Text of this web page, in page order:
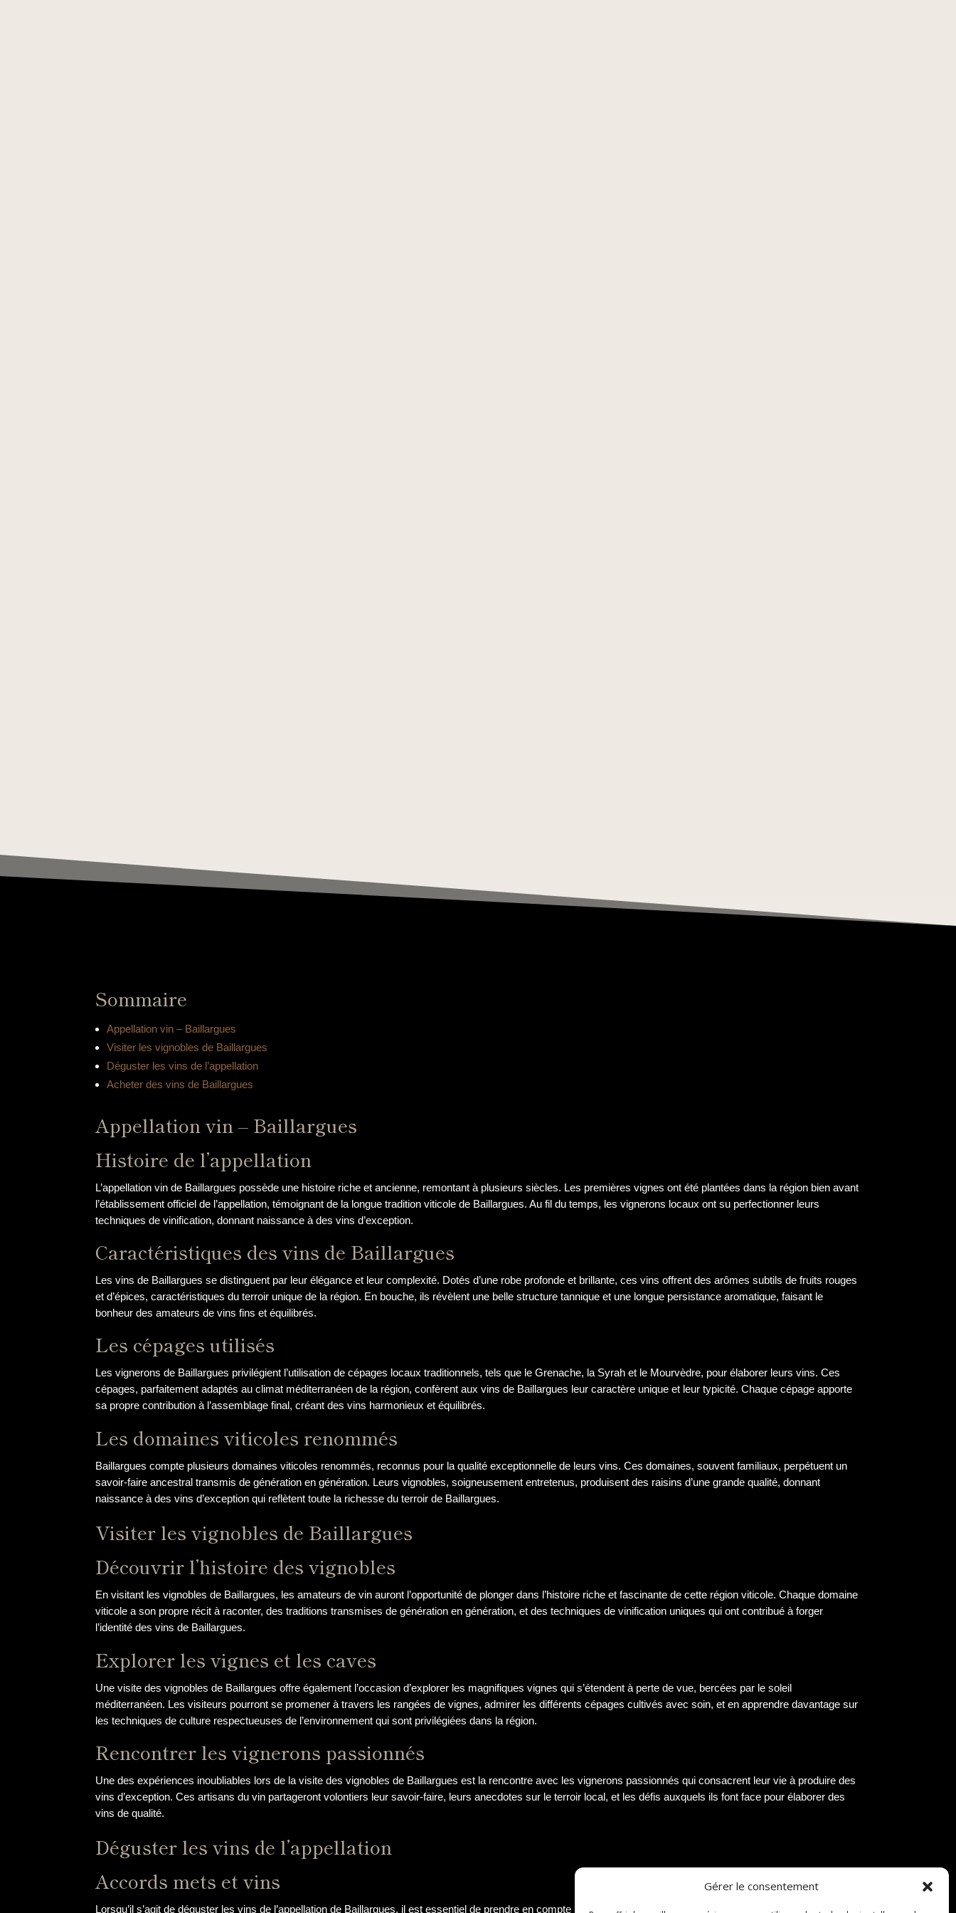
Gérer le consentement
Sommaire
Appellation vin – Baillargues
Visiter les vignobles de Baillargues
Déguster les vins de l’appellation
Acheter des vins de Baillargues
Appellation vin – Baillargues
Histoire de l’appellation
L’appellation vin de Baillargues possède une histoire riche et ancienne, remontant à plusieurs siècles. Les premières vignes ont été plantées dans la région bien avant
l’établissement officiel de l’appellation, témoignant de la longue tradition viticole de Baillargues. Au fil du temps, les vignerons locaux ont su perfectionner leurs
techniques de vinification, donnant naissance à des vins d’exception.
Caractéristiques des vins de Baillargues
Les vins de Baillargues se distinguent par leur élégance et leur complexité. Dotés d’une robe profonde et brillante, ces vins offrent des arômes subtils de fruits rouges
et d’épices, caractéristiques du terroir unique de la région. En bouche, ils révèlent une belle structure tannique et une longue persistance aromatique, faisant le
bonheur des amateurs de vins fins et équilibrés.
Les cépages utilisés
Les vignerons de Baillargues privilégient l’utilisation de cépages locaux traditionnels, tels que le Grenache, la Syrah et le Mourvèdre, pour élaborer leurs vins. Ces
cépages, parfaitement adaptés au climat méditerranéen de la région, confèrent aux vins de Baillargues leur caractère unique et leur typicité. Chaque cépage apporte
sa propre contribution à l’assemblage final, créant des vins harmonieux et équilibrés.
Les domaines viticoles renommés
Baillargues compte plusieurs domaines viticoles renommés, reconnus pour la qualité exceptionnelle de leurs vins. Ces domaines, souvent familiaux, perpétuent un
savoir-faire ancestral transmis de génération en génération. Leurs vignobles, soigneusement entretenus, produisent des raisins d’une grande qualité, donnant
naissance à des vins d’exception qui reflètent toute la richesse du terroir de Baillargues.
Visiter les vignobles de Baillargues
Découvrir l’histoire des vignobles
En visitant les vignobles de Baillargues, les amateurs de vin auront l’opportunité de plonger dans l’histoire riche et fascinante de cette région viticole. Chaque domaine
viticole a son propre récit à raconter, des traditions transmises de génération en génération, et des techniques de vinification uniques qui ont contribué à forger
l’identité des vins de Baillargues.
Explorer les vignes et les caves
Une visite des vignobles de Baillargues offre également l’occasion d’explorer les magnifiques vignes qui s’étendent à perte de vue, bercées par le soleil
méditerranéen. Les visiteurs pourront se promener à travers les rangées de vignes, admirer les différents cépages cultivés avec soin, et en apprendre davantage sur
les techniques de culture respectueuses de l’environnement qui sont privilégiées dans la région.
Rencontrer les vignerons passionnés
Une des expériences inoubliables lors de la visite des vignobles de Baillargues est la rencontre avec les vignerons passionnés qui consacrent leur vie à produire des
vins d’exception. Ces artisans du vin partageront volontiers leur savoir-faire, leurs anecdotes sur le terroir local, et les défis auxquels ils font face pour élaborer des
vins de qualité.
Déguster les vins de l’appellation
Accords mets et vins
Lorsqu’il s’agit de déguster les vins de l’appellation de Baillargues, il est essentiel de prendre en compte les accords mets et vins pour une expérience gustative